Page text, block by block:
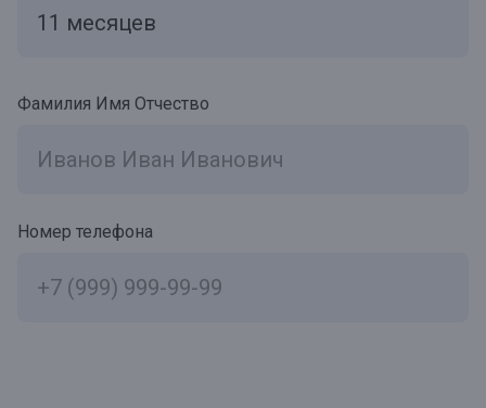
Фамилия Имя Отчество
Номер телефона